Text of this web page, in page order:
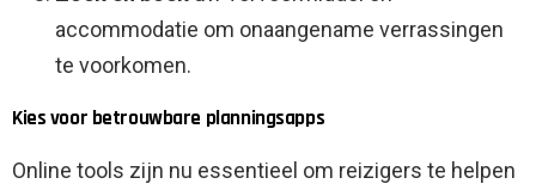
accommodatie om onaangename verrassingen
te voorkomen.
Kies voor betrouwbare planningsapps
Online tools zijn nu essentieel om reizigers te helpen